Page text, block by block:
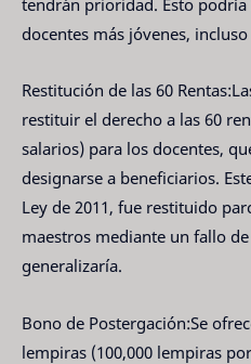
docentes más jóvenes,
Restitución de las 60
restituir el derecho a las 60
salarios) para los docentes,
designarse a beneficiarios.
Ley de 2011, fue restituido
maestros mediante un fallo de
generalizaría.
Bono de Postergación:Se
lempiras (100,000 lempiras